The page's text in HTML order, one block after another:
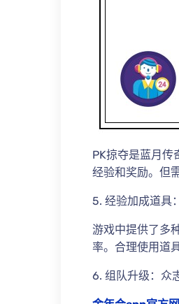
PK掠夺是蓝月传
经验和奖励。但
5. 经验加成道具
游戏中提供了多
率。合理使用道
6. 组队升级：众